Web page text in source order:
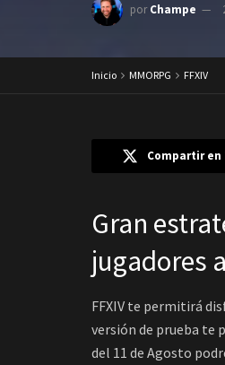
por Champe
Inicio MMORPG FFXIV
Compartir
Gran
jugadores
FFXIV te permitirá
versión de prueba te
del 11 de Agosto